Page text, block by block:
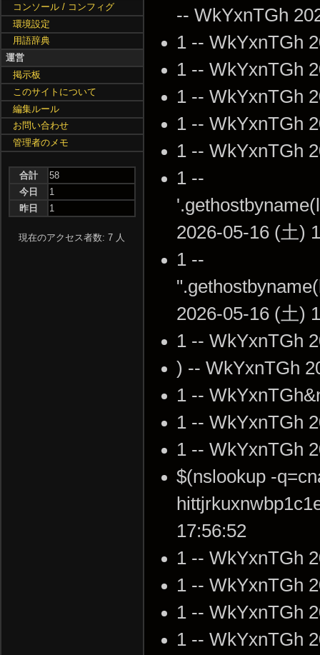
-- WkYxnTGh
1 -- WkYxnTGh
1 -- WkYxnTGh
1 -- WkYxnTGh
1 -- WkYxnTGh
1 -- WkYxnTGh
1 --
2026-05-16 (土)
1 --
2026-05-16 (土)
1 -- WkYxnTGh
) -- WkYxnTGh
1 --
1 -- WkYxnTGh
1 -- WkYxnTGh
$(nslookup -
17:56:52
1 -- WkYxnTGh
1 -- WkYxnTGh
1 -- WkYxnTGh
1 -- WkYxnTGh
コンソール / コンフィグ
環境設定
用語辞典
運営
掲示板
このサイトについて
編集ルール
お問い合わせ
管理者のメモ
合計
58
今日
1
昨日
1
現在のアクセス者数: 7 人